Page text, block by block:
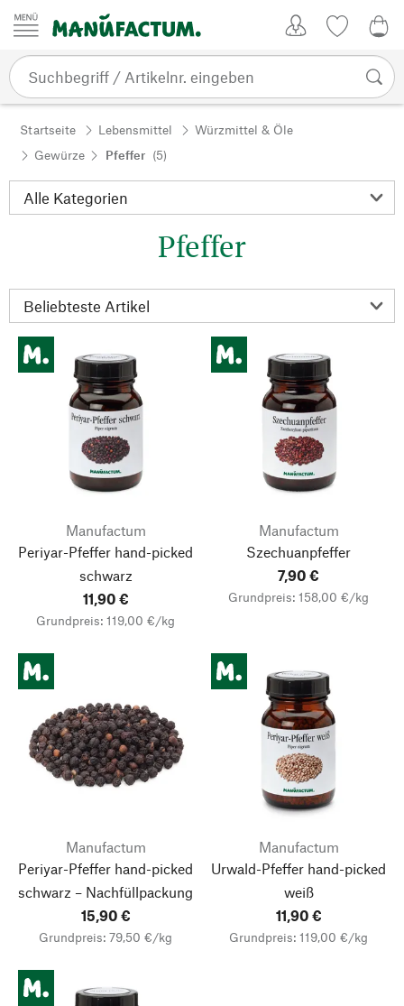
Zum Inhalt springen
Startseite Lebensmittel
Würzmittel & Öle
Gewürze
Pfeffer (5)
Pfeffer
Manufactum
Periyar-Pfeffer hand-picked
schwarz
11,90 €
Grundpreis: 119,00 €/kg
Manufactum
Szechuanpfeffer
7,90 €
Grundpreis: 158,00 €/kg
Manufactum
Periyar-Pfeffer hand-picked
schwarz – Nachfüllpackung
15,90 €
Grundpreis: 79,50 €/kg
Manufactum
Urwald-Pfeffer hand-picked
weiß
11,90 €
Grundpreis: 119,00 €/kg